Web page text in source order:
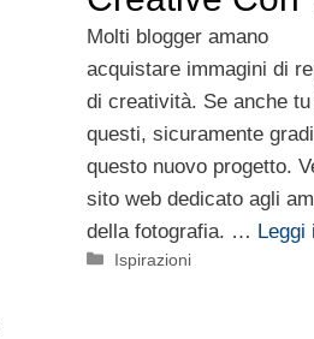
Molti blogger amano
acquistare immagini di
di creatività. Se anche
questi, sicuramente
questo nuovo progetto.
sito web dedicato agli
della fotografia. … Leggi
Categorie
Ispirazioni